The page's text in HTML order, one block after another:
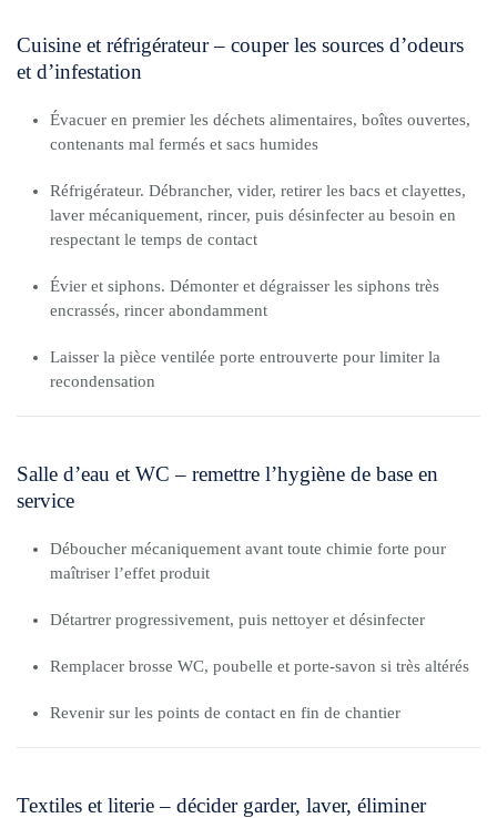
Cuisine et réfrigérateur – couper les sources d’odeurs
et d’infestation
Évacuer en premier les déchets alimentaires, boîtes ouvertes,
contenants mal fermés et sacs humides
Réfrigérateur. Débrancher, vider, retirer les bacs et clayettes,
laver mécaniquement, rincer, puis désinfecter au besoin en
respectant le temps de contact
Évier et siphons. Démonter et dégraisser les siphons très
encrassés, rincer abondamment
Laisser la pièce ventilée porte entrouverte pour limiter la
recondensation
Salle d’eau et WC – remettre l’hygiène de base en
service
Déboucher mécaniquement avant toute chimie forte pour
maîtriser l’effet produit
Détartrer progressivement, puis nettoyer et désinfecter
Remplacer brosse WC, poubelle et porte-savon si très altérés
Revenir sur les points de contact en fin de chantier
Textiles et literie – décider garder, laver, éliminer